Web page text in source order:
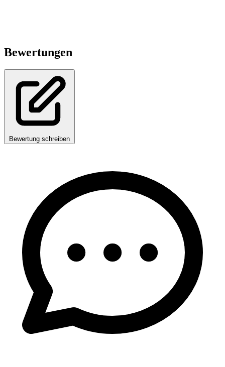
Bewertungen
Bewertung schreiben